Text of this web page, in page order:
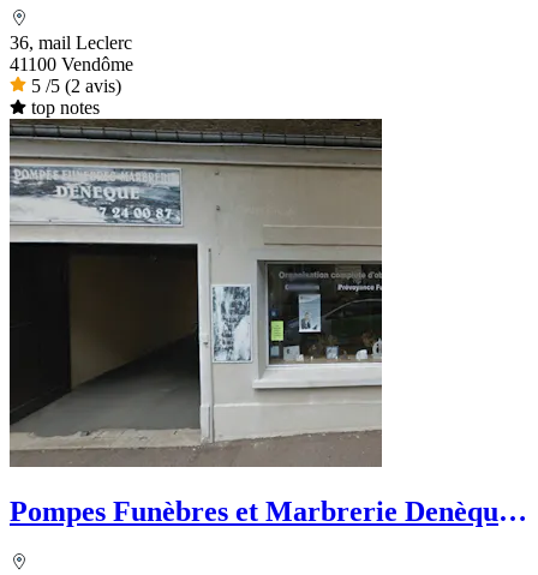
36, mail Leclerc
41100 Vendôme
5 /5 (2 avis)
top notes
Pompes Funèbres et Marbrerie Denèque -